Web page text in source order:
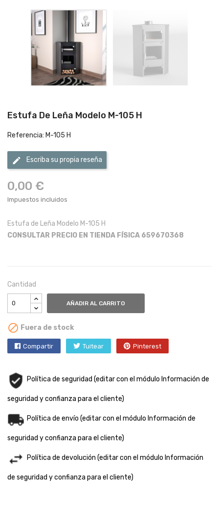
Estufa De Leña Modelo M-105 H
Referencia: M-105 H
edit Escriba su propia reseña
0,00 €
Impuestos incluidos
Estufa de Leña Modelo M-105 H
CONSULTAR PRECIO EN TIENDA FÍSICA 659670368
Cantidad
AÑADIR AL CARRITO
 Fuera de stock
Compartir Tuitear Pinterest
Política de seguridad (editar con el módulo Información de
seguridad y confianza para el cliente)
Política de envío (editar con el módulo Información de
seguridad y confianza para el cliente)
Política de devolución (editar con el módulo Información
de seguridad y confianza para el cliente)